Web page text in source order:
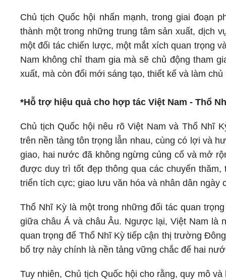
Chủ tịch Quốc hội nhấn mạnh, trong giai đoạn
thành một trong những trung tâm sản xuất, dịch
một đối tác chiến lược, một mắt xích quan trọng
Nam không chỉ tham gia mà sẽ chủ động tham
xuất, mà còn đổi mới sáng tạo, thiết kế và làm chủ
*Hỗ trợ hiệu quả cho hợp tác Việt Nam - Thổ
Chủ tịch Quốc hội nêu rõ Việt Nam và Thổ Nhĩ
trên nền tảng tôn trọng lẫn nhau, cùng có lợi và
giao, hai nước đã không ngừng củng cố và mở
được duy trì tốt đẹp thông qua các chuyến
triển tích cực; giao lưu văn hóa và nhân dân ngày
Thổ Nhĩ Kỳ là một trong những đối tác quan
giữa châu Á và châu Âu. Ngược lại, Việt Nam là
quan trọng để Thổ Nhĩ Kỳ tiếp cận thị trường
bổ trợ này chính là nền tảng vững chắc để hai
Tuy nhiên, Chủ tịch Quốc hội cho rằng, quy mô